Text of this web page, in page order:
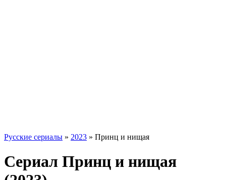
Русские сериалы » 2023 » Принц и нищая
Сериал Принц и нищая